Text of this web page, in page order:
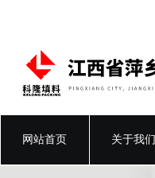
网站首页 关于我们